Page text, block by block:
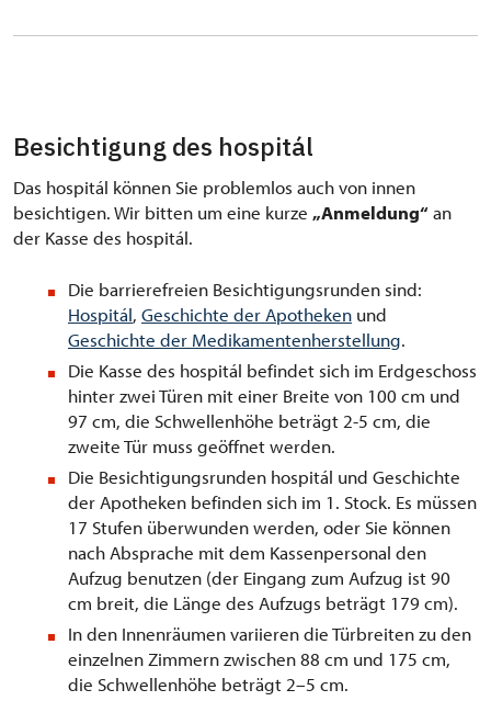
Besichtigung des hospitál
Das hospitál können Sie problemlos auch von innen
besichtigen. Wir bitten um eine kurze „Anmeldung“an
der Kasse des hospitál.
Die barrierefreien Besichtigungsrunden sind:
Hospitál, Geschichte der Apotheken und
Geschichte der Medikamentenherstellung.
Die Kasse des hospitál befindet sich im Erdgeschoss
hinter zwei Türen mit einer Breite von 100 cm und
97 cm, die Schwellenhöhe beträgt 2-5 cm, die
zweite Tür muss geöffnet werden.
Die Besichtigungsrunden hospitál und Geschichte
der Apotheken befinden sich im 1. Stock. Es müssen
17 Stufen überwunden werden, oder Sie können
nach Absprache mit dem Kassenpersonal den
Aufzug benutzen (der Eingang zum Aufzug ist 90
cm breit, die Länge des Aufzugs beträgt 179 cm).
In den Innenräumen variieren die Türbreiten zu den
einzelnen Zimmern zwischen 88 cm und 175 cm,
die Schwellenhöhe beträgt 2–5 cm.